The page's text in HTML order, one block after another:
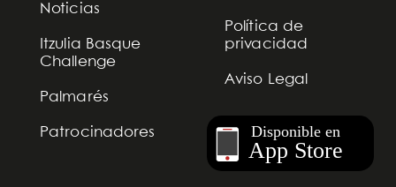
Noticias
Itzulia Basque
Challenge
Palmarés
Patrocinadores
Política de
privacidad
Aviso Legal